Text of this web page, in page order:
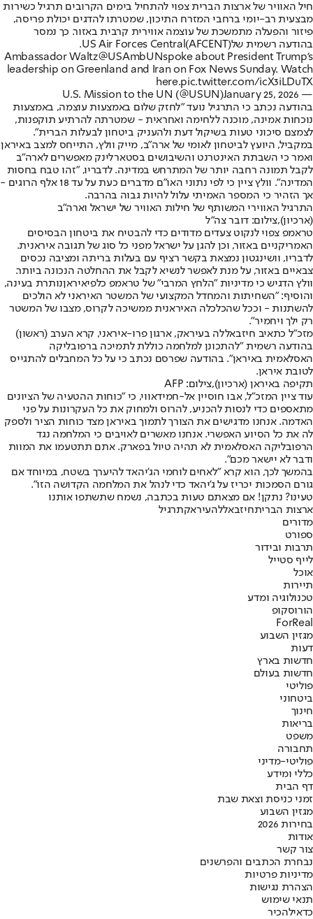
חיל האוויר של ארצות הברית צפוי להתחיל בימים הקרובים תרגיל כשירות
מבצעית רב-יומי ברחבי המזרח התיכון, שמטרתו להדגים יכולת פריסה,
פיזור והפעלה מתמשכת של עוצמה אווירית קרבית באזור. כך נמסר
בהודעה רשמית של
US Air Forces Central (AFCENT).
Ambassador Waltz@USAmbUNspoke about President Trump’s
leadership on Greenland and Iran on Fox News Sunday. Watch
here.pic.twitter.com/icX3iLDuTX
— U.S. Mission to the UN (@USUN)
January 25, 2026
בהודעה נכתב כי התרגיל נועד "לחזק שלום באמצעות עוצמה, באמצעות
נוכחות אמינה, מוכנה ללחימה ואחראית - שמטרתה להרתיע תוקפנות,
לצמצם סיכוני טעות בשיקול דעת ולהעניק ביטחון לבעלות הברית".
במקביל, היועץ לביטחון לאומי של ארה"ב, מייק וולץ, התייחס למצב באיראן
ואמר כי השבתת האינטרנט והשיבושים בסטארלינק מאפשרים לארה"ב
לקבל תמונה רחבה יותר של המתרחש במדינה. לדבריו, "זהו טבח בחסות
המדינה". וולץ ציין כי לפי נתוני האו"ם מדברים כעת על עד 18 אלף הרוגים -
אך הזהיר כי המספר האמיתי עלול להיות גבוה בהרבה.
התרגיל האווירי המשותף של חילות האוויר של ישראל וארה"ב
(ארכיון),צילום: דובר צה"ל
טראמפ צפוי לנקוט צעדים מדודים כדי להבטיח את ביטחון הבסיסים
האמריקניים באזור, וכן להגן על ישראל מפני כל סוג של תגובה איראנית.
לדבריו, וושינגטון נמצאת בקשר רציף עם בעלות בריתה ומציבה נכסים
צבאיים באזור, על מנת לאפשר לנשיא לקבל את ההחלטה הנכונה ביותר.
וולץ הדגיש כי מדיניות "הלחץ המרבי" של טראמפ כלפיאיראןנותרת בעינה,
והוסיף: "השחיתות והמחדל המקצועי של המשטר האיראני לא הולכים
להשתנות - וככל שהכלכלה האיראנית ממשיכה לקרוס, מצבו של המשטר
רק ילך ויחמיר".
מזכ"ל כתאיב חיזבאללה בעיראק, ארגון פרו-איראני, קרא הערב (ראשון)
בהודעה רשמית "להתכונן למלחמה כוללת לתמיכה ברפובליקה
האסלאמית באיראן". בהודעה שפרסם נכתב כי על כל המחבלים להתגייס
לטובת איראן.
תקיפה באיראן (ארכיון),צילום: AFP
עוד ציין המזכ"ל, אבו חוסיין אל-חמידאווי, כי "כוחות ההטעיה של הציונים
מתאספים כדי לנסות להכניע, להרוס ולמחוק את כל העקרונות על פני
האדמה. אנחנו מדגישים את הצורך לתמוך באיראן מצד כוחות הציר ולספק
לה את כל הסיוע האפשרי. אנחנו מאשרים לאויבים כי המלחמה נגד
הרפובליקה האסלאמית לא תהיה טיול בפארק. אתם תתטעמו את המוות
ודבר לא יישאר מכם".
בהמשך לכך, הוא קרא "לאחים לוחמי הג'יהאד להיערך בשטח, במיוחד אם
גורם הסמכות יכריז על ג'יהאד כדי לנהל את המלחמה הקדושה הזו".
טעינו? נתקן! אם מצאתם טעות בכתבה, נשמח שתשתפו אותנו
ארצות הבריתחיזבאללהעיראקתרגיל
מדורים
ספורט
תרבות ובידור
לייף סטייל
אוכל
תיירות
טכנולוגיה ומדע
הורוסקופ
ForReal
מגזין השבוע
דעות
חדשות בארץ
חדשות בעולם
פוליטי
ביטחוני
חינוך
בריאות
משפט
תחבורה
פוליטי-מדיני
כללי ומידע
דף הבית
זמני כניסת וצאת שבת
מגזין השבוע
בחירות 2026
אודות
צור קשר
נבחרת הכתבים והפרשנים
מדיניות פרטיות
הצהרת נגישות
תנאי שימוש
כדאילהכיר